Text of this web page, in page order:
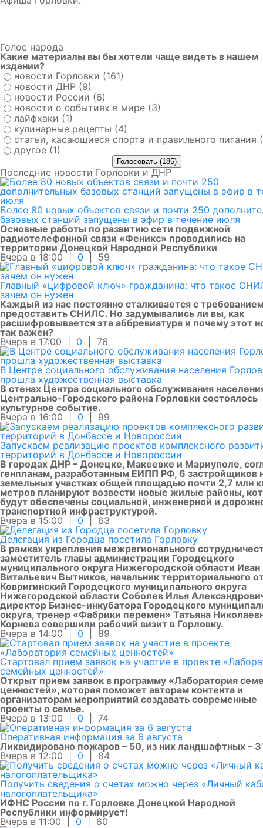
Голос народа
Какие материалы вы бы хотели чаще видеть в нашем
издании?
новости Горловки (161)
новости ДНР (9)
новости России (6)
новости о событиях в мире (3)
лайфхаки (1)
кулинарные рецепты (4)
статьи, касающиеся спорта и правильного питания
другое (1)
Последние новости Горловки и ДНР
Более 80 новых объектов связи и почти 250
базовых станций запущены в эфир в течение июля
Основные работы по развитию сети подвижной
радиотелефонной связи «Феникс» проводились на
территории Донецкой Народной Республики
Вчера в 18:00 | 0 | 59
Главный «цифровой ключ» гражданина: что такое
зачем он нужен
Каждый из нас постоянно сталкивается с
предоставить СНИЛС. Но задумывались ли вы, как
расшифровывается эта аббревиатура и почему этот
так важен?
Вчера в 17:00 | 0 76
В Центре социального обслуживания населения
прошла художественная выставка
В стенах Центра социального обслуживания
Центрально-Городского района Горловки состоялось
культурное событие.
Вчера в 16:00 | 0 99
Запускаем реализацию проектов комплексного
территорий в Донбассе и Новороссии
В городах ДНР – Донецке, Макеевке и Мариуполе,
генпланам, разработанным ЕИПП РФ, 6 застройщиков
земельных участках общей площадью почти 2,7 млн
метров планируют возвести новые жилые районы,
будут обеспечены социальной, инженерной и
транспортной инфраструктурой.
Вчера в 15:00 | 0| 63
Делегация из Городца посетила Горловку
В рамках укрепления межрегионального
заместитель главы администрации Городецкого
муниципального округа Нижегородской области Иван
Витальевич Вытников, начальник территориального
Ковригинский Городецкого муниципального округа
Нижегородской области Соболев Илья
директор Бизнес-инкубатора Городецкого
округа, тренер «Фабрики перемен» Татьяна
Корнева совершили рабочий визит в Горловку.
Вчера в 14:00 | 0 89
Стартовал прием заявок на участие в проекте
семейных ценностей»
Открыт прием заявок в программу «Лаборатория
ценностей», которая поможет авторам контента и
организаторам мероприятий создавать современные
проекты о семье.
Вчера в 13:00 | 0
74
Оперативная информация за 6 августа
Ликвидировано пожаров – 50, из них ландшафтных –
Вчера в 12:00 | 0 84
Получить сведения о счетах можно через «Личный
налогоплательщика»
ИФНС России по г. Горловке Донецкой Народной
Республики информирует!
Вчера в 11:00 |0 | 60